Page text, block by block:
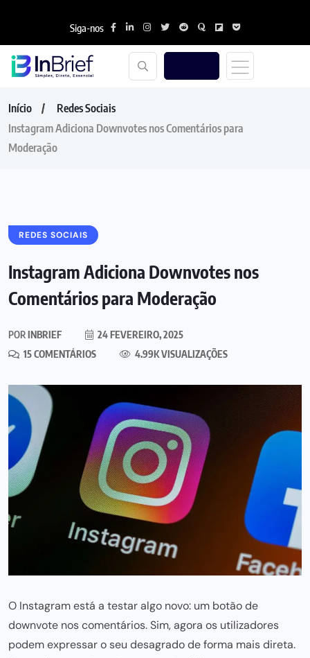
Siga-nos
Início
Redes Sociais
Instagram Adiciona Downvotes nos Comentários para
Moderação
REDES SOCIAIS
Instagram Adiciona Downvotes nos
Comentários para Moderação
PORINBRIEF
24 FEVEREIRO, 2025
15 COMENTÁRIOS
4.99K VISUALIZAÇÕES
O Instagram está a testar algo novo: um botão de
downvote nos comentários. Sim, agora os utilizadores
podem expressar o seu desagrado de forma mais direta.